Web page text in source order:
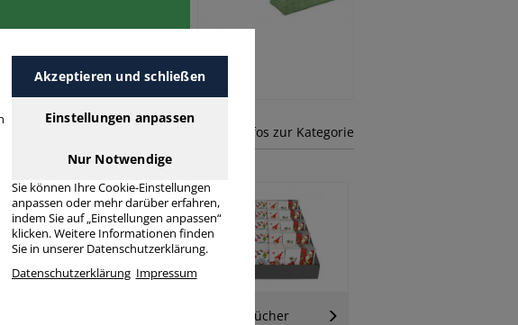
Erfrischungstücher mit
mehr Infos zur Kategorie
Taschentücher
Akzeptieren und schließen
Einstellungen anpassen
Nur Notwendige
Sie können Ihre Cookie-Einstellungen
anpassen oder mehr darüber erfahren,
indem Sie auf „Einstellungen anpassen“
klicken. Weitere Informationen finden
Sie in unserer Datenschutzerklärung.
Datenschutzerklärung Impressum